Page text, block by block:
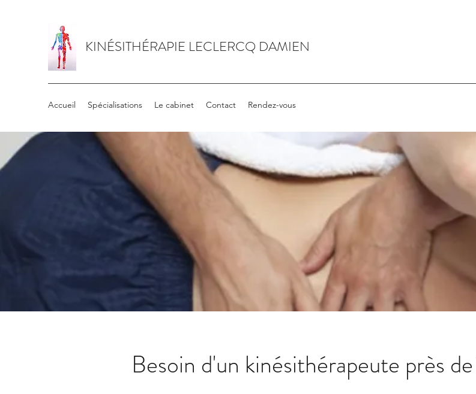
KINÉSITHÉRAPIE LECLERCQ DAMIEN
Accueil Spécialisations Le cabinet Contact Rendez-vous
Besoin d'un kinésithérapeute près